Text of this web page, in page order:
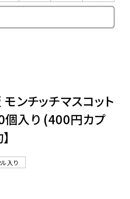
イド
7659
モンチッチマスコット
個入り (400円カプ
入り